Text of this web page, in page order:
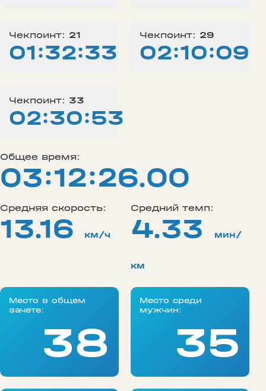
Чекпоинт: 21
01:32:33
Чекпоинт: 29
02:10:09
Чекпоинт: 33
02:30:53
Общее время:
03:12:26.00
Средняя скорость:
13.16 км/ч
Средний темп:
4.33 мин/
км
Место в общем
зачете:
38
Место среди
мужчин:
35